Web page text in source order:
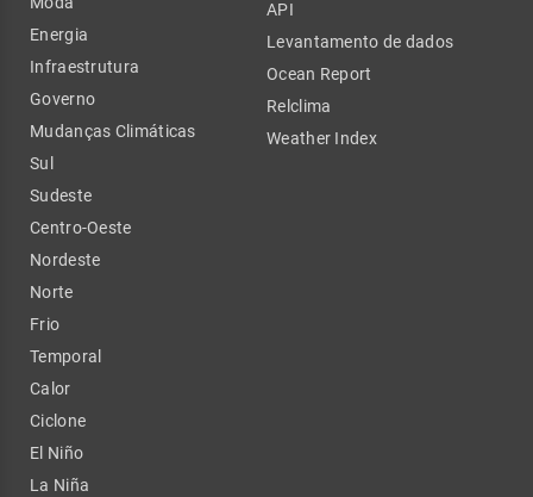
Energia
Infraestrutura
Governo
Mudanças Climáticas
Sul
Sudeste
Centro-Oeste
Nordeste
Norte
Frio
Temporal
Calor
Ciclone
El Niño
La Niña
API
Levantamento de dados
Ocean Report
Relclima
Weather Index